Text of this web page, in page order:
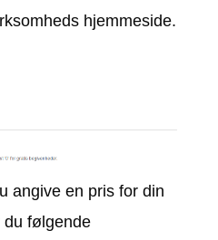
hjemmeside.
angive en pris for din
du følgende